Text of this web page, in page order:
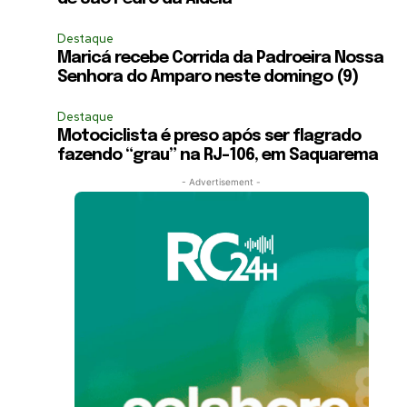
Destaque
Maricá recebe Corrida da Padroeira Nossa
Senhora do Amparo neste domingo (9)
Destaque
Motociclista é preso após ser flagrado
fazendo “grau” na RJ-106, em Saquarema
- Advertisement -